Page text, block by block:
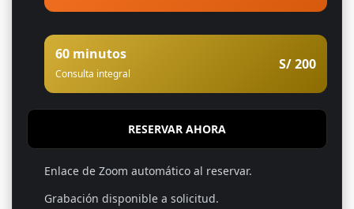
60 minutos
Consulta integral
S/ 200
RESERVAR AHORA
Enlace de Zoom automático al reservar.
Grabación disponible a solicitud.